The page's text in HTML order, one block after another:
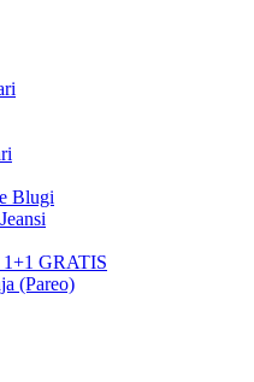
Blugi
1+1 GRATIS
(Pareo)